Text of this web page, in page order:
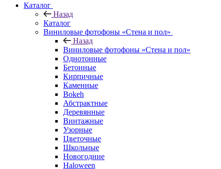
Каталог
Назад
Каталог
Виниловые фотофоны «Стена и пол»
Назад
Виниловые фотофоны «Стена и пол»
Однотонные
Бетонные
Кирпичные
Каменные
Bokeh
Абстрактные
Деревянные
Винтажные
Узорные
Цветочные
Школьные
Новогодние
Haloween